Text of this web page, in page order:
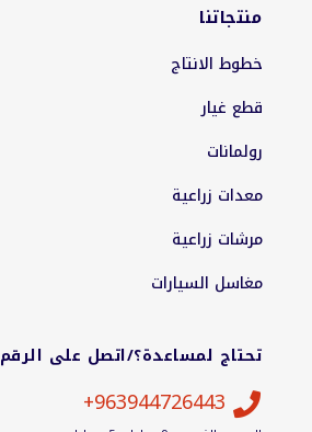
منتجاتنا
خطوط الانتاج
قطع غيار
رولمانات
معدات زراعية
مرشات زراعية
مغاسل السيارات
تحتاج لمساعدة؟/اتصل على الرقم

963944726443+